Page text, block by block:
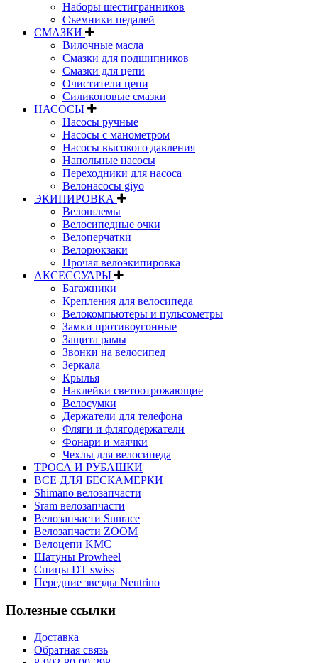
Наборы шестигранников
Съемники педалей
СМАЗКИ
Вилочные масла
Смазки для подшипников
Смазки для цепи
Очистители цепи
Силиконовые смазки
НАСОСЫ
Насосы ручные
Насосы с манометром
Насосы высокого давления
Напольные насосы
Переходники для насоса
Велонасосы giyo
ЭКИПИРОВКА
Велошлемы
Велосипедные очки
Велоперчатки
Велорюкзаки
Прочая велоэкипировка
АКСЕССУАРЫ
Багажники
Крепления для велосипеда
Велокомпьютеры и пульсометры
Замки противоугонные
Защита рамы
Звонки на велосипед
Зеркала
Крылья
Наклейки светоотрожающие
Велосумки
Держатели для телефона
Фляги и флягодержатели
Фонари и маячки
Чехлы для велосипеда
ТРОСА И РУБАШКИ
ВСЕ ДЛЯ БЕСКАМЕРКИ
Shimano велозапчасти
Sram велозапчасти
Велозапчасти Sunrace
Велозапчасти ZOOM
Велоцепи KMC
Шатуны Prowheel
Спицы DT swiss
Передние звезды Neutrino
Полезные ссылки
Доставка
Обратная связь